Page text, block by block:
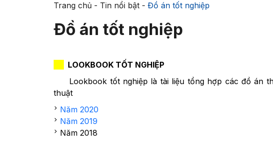
Trang chủ- Tin nổi bật- Đồ án tốt nghiệp
Đồ án tốt nghiệp
LOOKBOOK TỐT NGHIỆP
Lookbook tốt nghiệp là tài liệu tổng hợp các đồ án
thuật
Năm 2020
Năm 2019
Năm 2018